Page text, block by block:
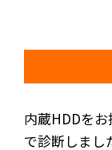
内蔵HDDを
で診断しまし